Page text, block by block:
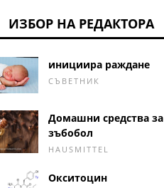
ИЗБОР НА РЕДАКТОРА
инициира раждане
СЪВЕТНИК
Домашни средства за
зъбобол
HAUSMITTEL
Окситоцин